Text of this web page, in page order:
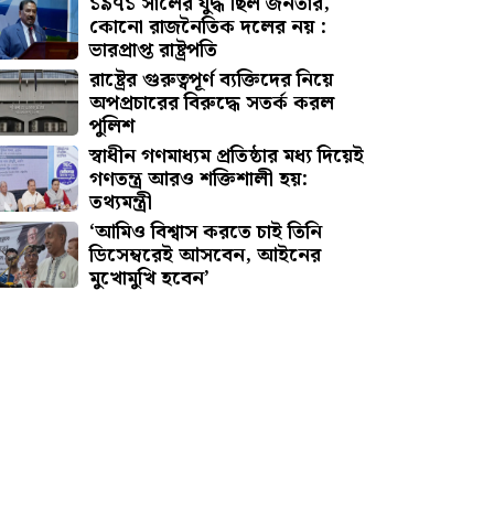
কোনো রাজনৈতিক দলের নয় :
ভারপ্রাপ্ত রাষ্ট্রপতি
রাষ্ট্রের গুরুত্বপূর্ণ ব্যক্তিদের নিয়ে
অপপ্রচারের বিরুদ্ধে সতর্ক করল
পুলিশ
স্বাধীন গণমাধ্যম প্রতিষ্ঠার মধ্য দিয়েই
গণতন্ত্র আরও শক্তিশালী হয়:
তথ্যমন্ত্রী
‘আমিও বিশ্বাস করতে চাই তিনি
ডিসেম্বরেই আসবেন, আইনের
মুখোমুখি হবেন’